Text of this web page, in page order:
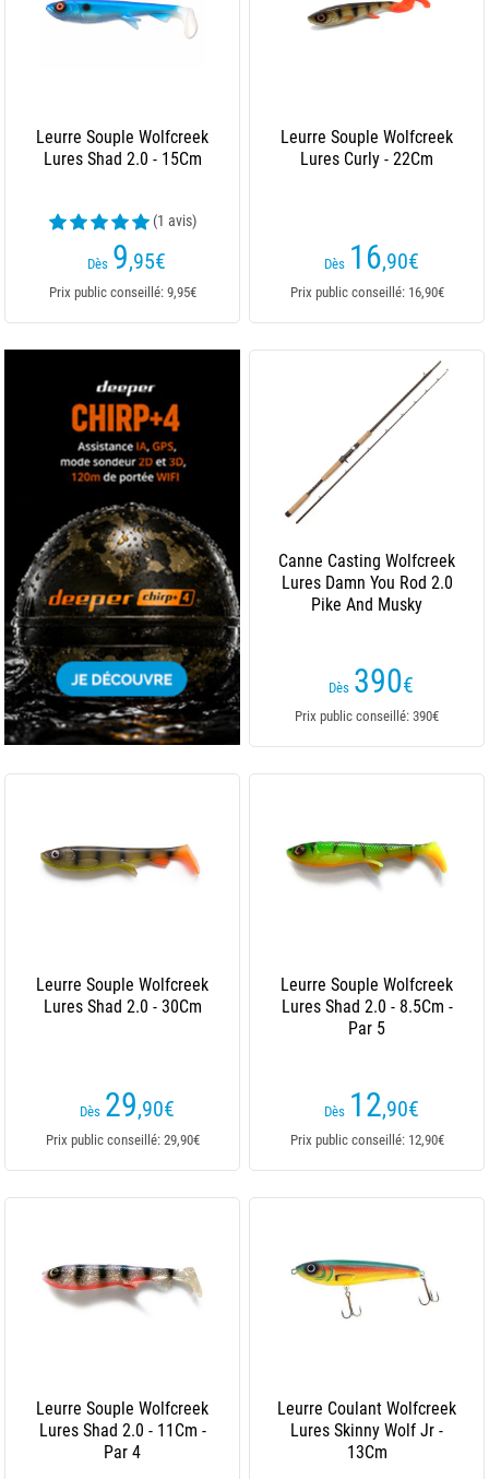
Leurre Souple Wolfcreek
Lures Shad 2.0 - 15Cm
(1 avis)
Dès 9,95€
Prix public conseillé: 9,95€
Leurre Souple Wolfcreek
Lures Curly - 22Cm
Dès 16,90€
Prix public conseillé: 16,90€
Canne Casting Wolfcreek
Lures Damn You Rod 2.0
Pike And Musky
Dès 390€
Prix public conseillé: 390€
Leurre Souple Wolfcreek
Lures Shad 2.0 - 30Cm
Dès 29,90€
Prix public conseillé: 29,90€
Leurre Souple Wolfcreek
Lures Shad 2.0 - 8.5Cm -
Par 5
Dès 12,90€
Prix public conseillé: 12,90€
Leurre Souple Wolfcreek
Lures Shad 2.0 - 11Cm -
Par 4
Leurre Coulant Wolfcreek
Lures Skinny Wolf Jr -
13Cm